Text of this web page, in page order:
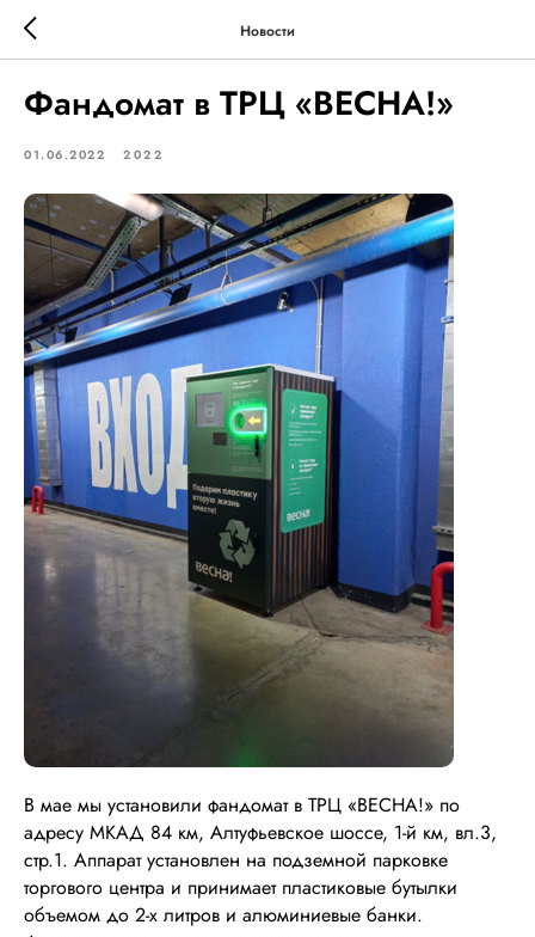
Новости
Фандомат в ТРЦ «ВЕСНА!»
01.06.2022 2022
В мае мы установили фандомат в ТРЦ «ВЕСНА!» по
адресу МКАД 84 км, Алтуфьевское шоссе, 1-й км, вл.3,
стр.1. Аппарат установлен на подземной парковке
торгового центра и принимает пластиковые бутылки
объемом до 2-х литров и алюминиевые банки.